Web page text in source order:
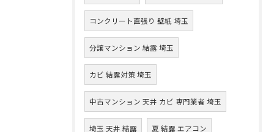
コンクリート直張り 壁紙 埼玉
分譲マンション 結露 埼玉
カビ 結露対策 埼玉
中古マンション 天井 カビ 専門業者 埼玉
埼玉 天井 結露 夏 結露 エアコン